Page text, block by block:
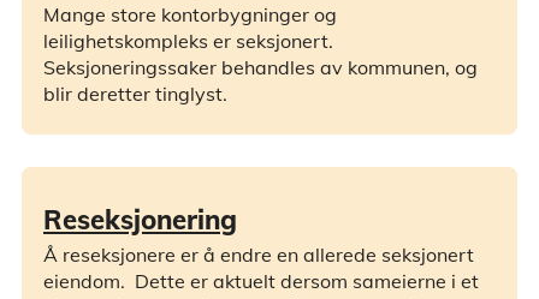
Mange store kontorbygninger og
leilighetskompleks er seksjonert.
Seksjoneringssaker behandles av kommunen, og
blir deretter tinglyst.
Reseksjonering
Å reseksjonere er å endre en allerede seksjonert
eiendom. Dette er aktuelt dersom sameierne i et